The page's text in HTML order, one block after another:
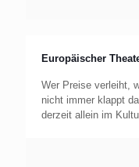
Europäischer
Wer Preise verleiht,
nicht immer klappt
derzeit allein im